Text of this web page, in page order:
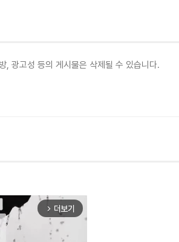
arrow_forward_ios 더보기